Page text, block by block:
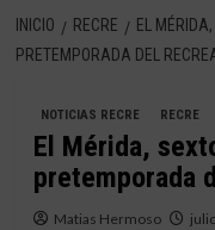
INICIO RECRE
EL
PRETEMPORADA DEL
NOTICIAS RECRE RECRE
El Mérida,
pretemporada
Matias Hermoso